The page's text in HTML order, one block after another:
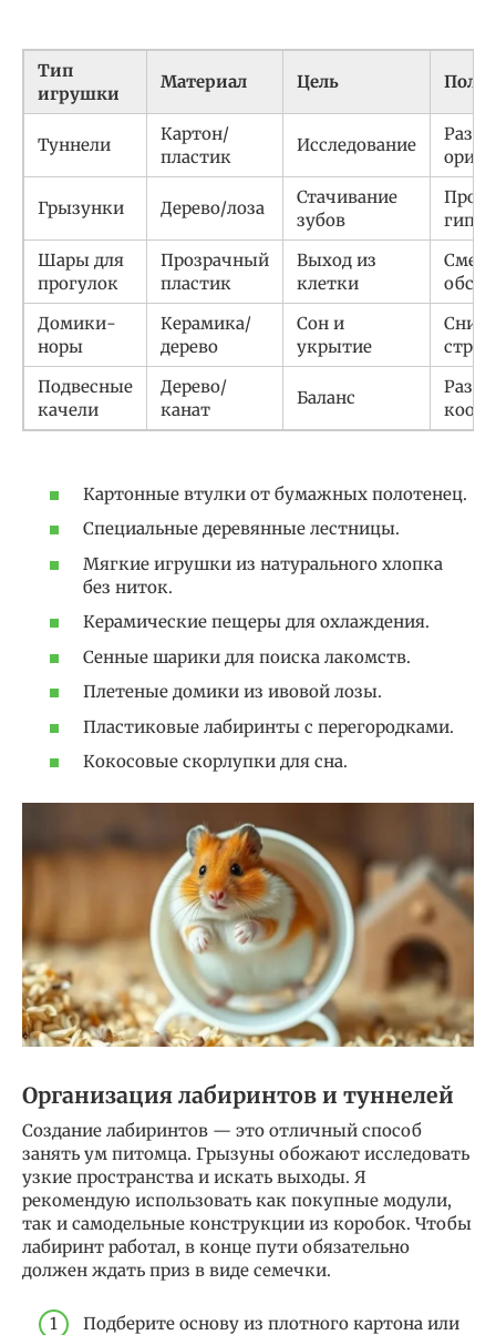
Тип
игрушки
Материал Цель
Туннели
Картон/
пластик
Исследование
Грызунки Дерево/лоза
Стачивание
зубов
Шары для
прогулок
Прозрачный
пластик
Выход из
клетки
Смена
Домики-
норы
Керамика/
дерево
Сон и
укрытие
Подвесные
качели
Дерево/
канат
Баланс
Картонные втулки от бумажных полотенец.
Специальные деревянные лестницы.
Мягкие игрушки из натурального хлопка
без ниток.
Керамические пещеры для охлаждения.
Сенные шарики для поиска лакомств.
Плетеные домики из ивовой лозы.
Пластиковые лабиринты с перегородками.
Кокосовые скорлупки для сна.
Организация лабиринтов и туннелей
Создание лабиринтов — это отличный способ
занять ум питомца. Грызуны обожают исследовать
узкие пространства и искать выходы. Я
рекомендую использовать как покупные модули,
так и самодельные конструкции из коробок. Чтобы
лабиринт работал, в конце пути обязательно
должен ждать приз в виде семечки.
Подберите основу из плотного картона или